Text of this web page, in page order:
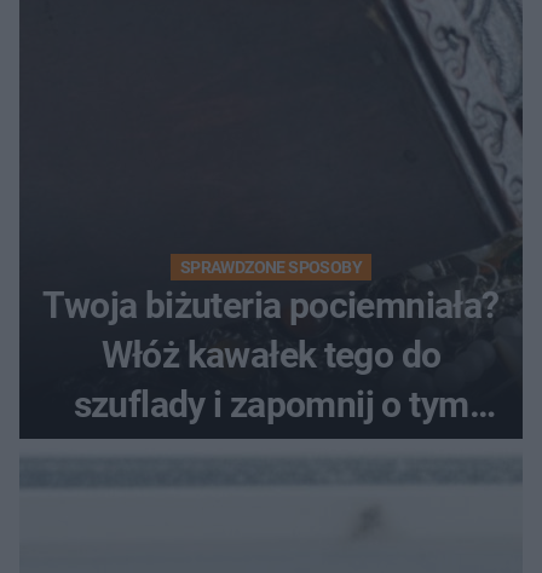
SPRAWDZONE SPOSOBY
Twoja biżuteria pociemniała?
Włóż kawałek tego do
szuflady i zapomnij o tym